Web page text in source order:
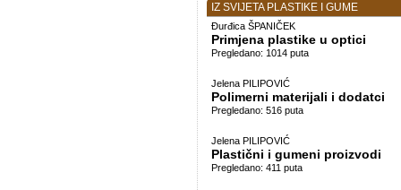
IZ SVIJETA PLASTIKE I GUME
Đurđica ŠPANIČEK
Primjena plastike u optici
Pregledano: 1014 puta
Jelena PILIPOVIĆ
Polimerni materijali i dodatci
Pregledano: 516 puta
Jelena PILIPOVIĆ
Plastični i gumeni proizvodi
Pregledano: 411 puta